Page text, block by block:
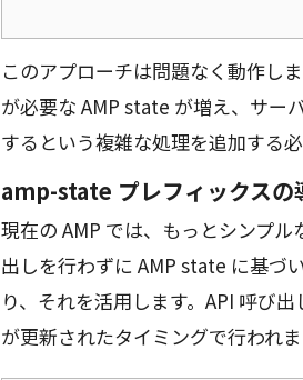
このアプローチは問題なく動作し
が必要な AMP state が増え、サー
するという複雑な処理を追加する必
amp-state プレフィックスの
現在の AMP では、もっとシンプル
出しを行わずに AMP state に基づ
り、それを活用します。API 呼び出
が更新されたタイミングで行われま